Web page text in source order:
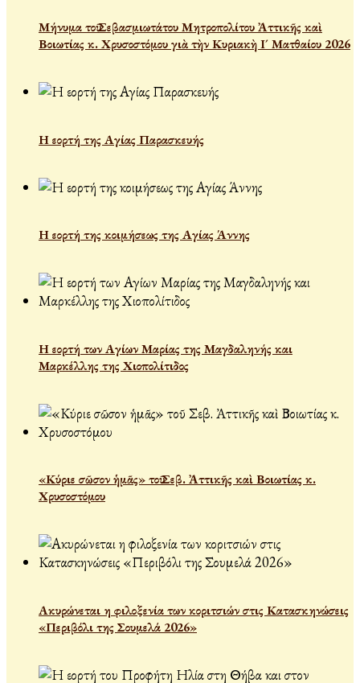
Μήνυμα τοῦ Σεβασμιωτάτου Μητροπολίτου Ἀττικῆς καὶ
Βοιωτίας κ. Χρυσοστόμου γιὰ τὴν Κυριακὴ Ι´ Ματθαίου 2026
Η εορτή της Αγίας Παρασκευής
Η εορτή της κοιμήσεως της Αγίας Άννης
Η εορτή των Αγίων Μαρίας της Μαγδαληνής και
Μαρκέλλης της Χιοπολίτιδος
«Κύριε σῶσον ἡμᾶς» τοῦ Σεβ. Ἀττικῆς καὶ Βοιωτίας κ.
Χρυσοστόμου
Ακυρώνεται η φιλοξενία των κοριτσιών στις Κατασκηνώσεις
«Περιβόλι της Σουμελά 2026»